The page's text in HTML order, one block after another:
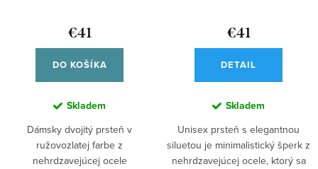
€41
DO KOŠÍKA
Skladem
Dámsky dvojitý prsteň v
ružovozlatej farbe z
nehrdzavejúcej ocele
€41
DETAIL
Skladem
Unisex prsteň s elegantnou
siluetou je minimalistický šperk z
nehrdzavejúcej ocele, ktorý sa